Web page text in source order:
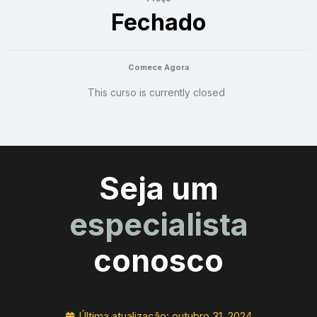
Fechado
Comece Agora
This curso is currently closed
Seja um
especialista
conosco